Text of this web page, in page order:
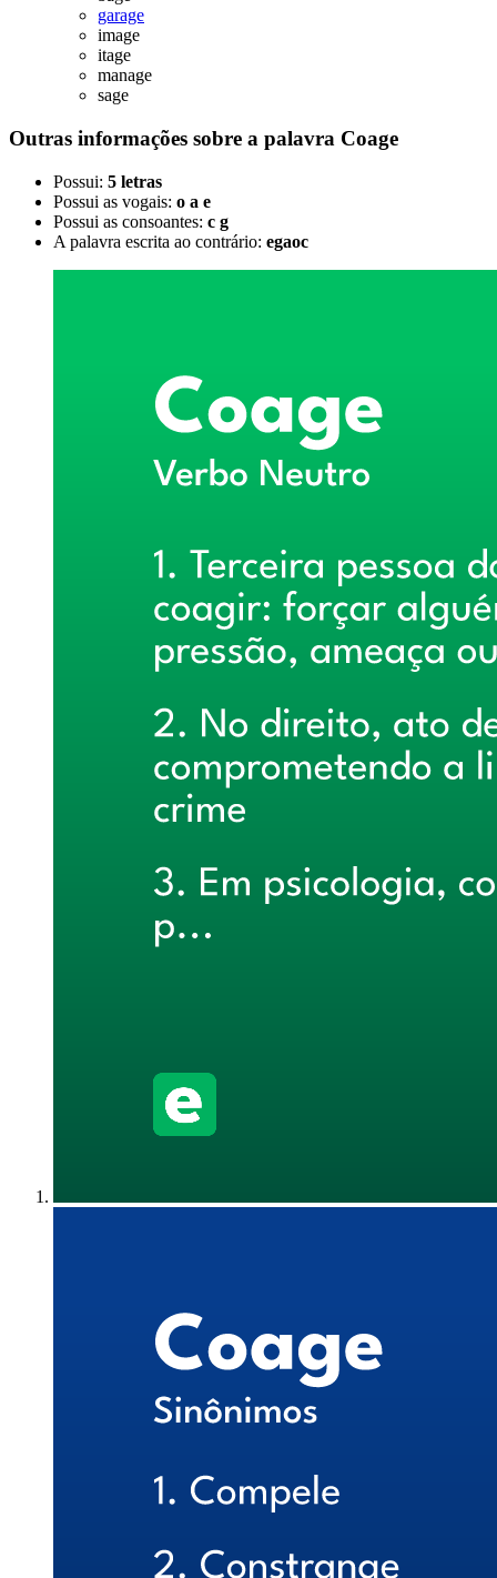
garage
image
itage
manage
sage
Outras informações sobre a palavra Coage
Possui: 5 letras
Possui as vogais: o a e
Possui as consoantes: c g
A palavra escrita ao contrário: egaoc